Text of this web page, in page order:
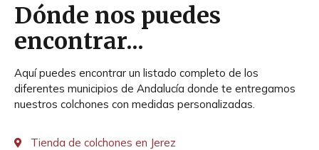
Dónde nos puedes
encontrar...
Aquí puedes encontrar un listado completo de los
diferentes municipios de Andalucía donde te entregamos
nuestros colchones con medidas personalizadas.
Tienda de colchones en Jerez